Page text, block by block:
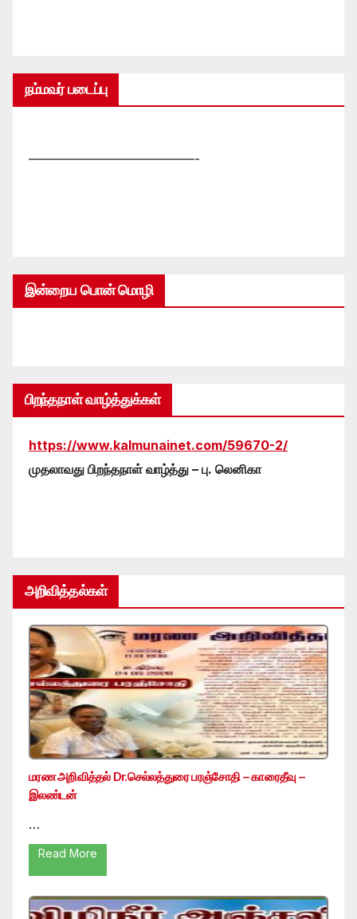
நம்மவர் படைப்பு
—————————————-
இன்றைய பொன் மொழி
பிறந்தநாள் வாழ்த்துக்கள்
https://www.kalmunainet.com/59670-2/
முதலாவது பிறந்தநாள் வாழ்த்து – பு. லெனிகா
அறிவித்தல்கள்
மரண அறிவித்தல் Dr.செல்லத்துரை பரஞ்சோதி – காரைதீவு –
இலண்டன்
…
Read More